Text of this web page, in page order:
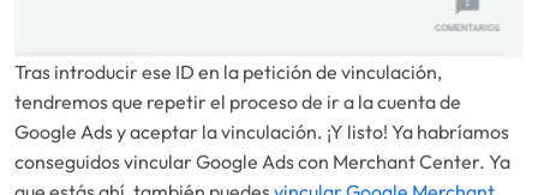
Tras introducir ese ID en la petición de vinculación,
tendremos que repetir el proceso de ir a la cuenta de
Google Ads y aceptar la vinculación. ¡Y listo! Ya habríamos
conseguidos vincular Google Ads con Merchant Center. Ya